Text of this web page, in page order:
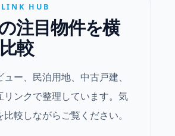
HUB
注目物件を横
較
ー、民泊用地、中古戸建、
リンクで整理しています。気
較しながらご覧ください。